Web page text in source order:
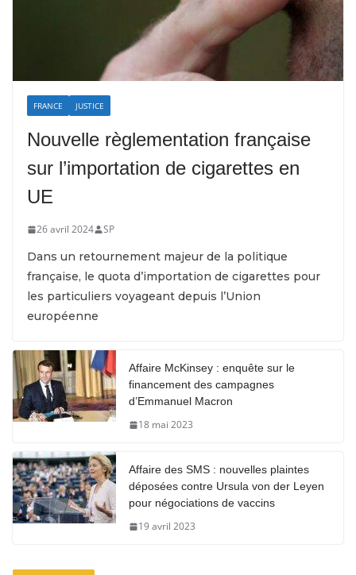
FRANCE JUSTICE
Nouvelle règlementation française
sur l’importation de cigarettes en
UE
26 avril 2024 SP
Dans un retournement majeur de la politique
française, le quota d’importation de cigarettes pour
les particuliers voyageant depuis l’Union
européenne
Affaire McKinsey : enquête sur le
financement des campagnes
d’Emmanuel Macron
18 mai 2023
Affaire des SMS : nouvelles plaintes
déposées contre Ursula von der Leyen
pour négociations de vaccins
19 avril 2023